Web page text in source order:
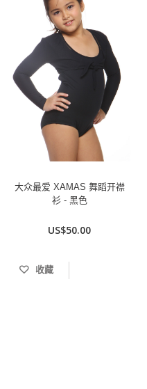
大众最爱 XAMAS 舞蹈开襟
衫 - 黑色
US$50.00
收藏